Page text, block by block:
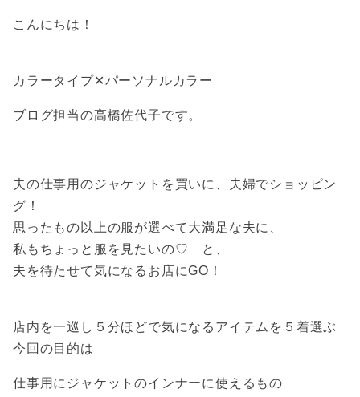
こんにちは！
カラータイプ✕パーソナルカラー
ブログ担当の高橋佐代子です。
夫の仕事用のジャケットを買いに、 夫婦でショッピン
グ！
思ったもの以上の服が選べて大満足な夫に、
私もちょっと服を見たいの♡ と、
夫を待たせて気になるお店にGO！
店内を一巡し５分ほどで気になるアイテムを５着選ぶ
今回の目的は
仕事用にジャケットのインナーに使えるもの